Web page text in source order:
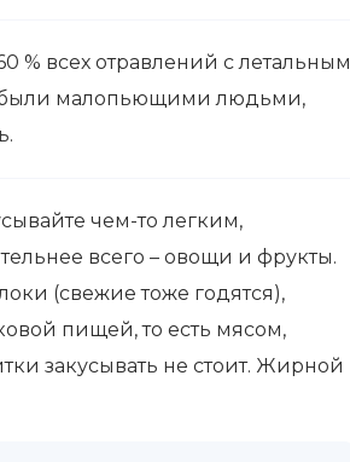
% всех отравлений с летальным
были малопьющими людьми,
чем-то легким,
всего – овощи и фрукты.
(свежие тоже годятся),
пищей, то есть мясом,
закусывать не стоит. Жирной